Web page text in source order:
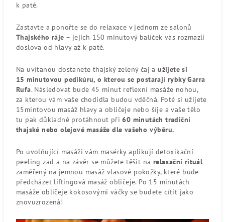
k patě.
Zastavte a ponořte se do relaxace v jednom ze salonů
Thajského ráje – jejich 150 minutový balíček vás rozmazlí
doslova od hlavy až k patě.
Na uvítanou dostanete thajský zelený čaj aužijete si
15 minutovou pedikúru, o kterou se postarají rybky Garra
Rufa. Následovat bude 45 minut reflexní masáže nohou,
za kterou vám vaše chodidla budou vděčná. Poté si užijete
15mintovou masáž hlavy a obličeje nebo šíje a vaše tělo
tu pak důkladně protáhnout při60 minutách tradiční
thajské nebo olejové masáže dle vašeho výběru.
Po uvolňující masáži vám masérky aplikují detoxikační
peeling zad a na závěr se můžete těšit na relaxační rituál
zaměřený na jemnou masáž vlasové pokožky, které bude
předcházet liftingová masáž obličeje. Po 15 minutách
masáže obličeje kokosovými váčky se budete cítit jako
znovuzrozená!